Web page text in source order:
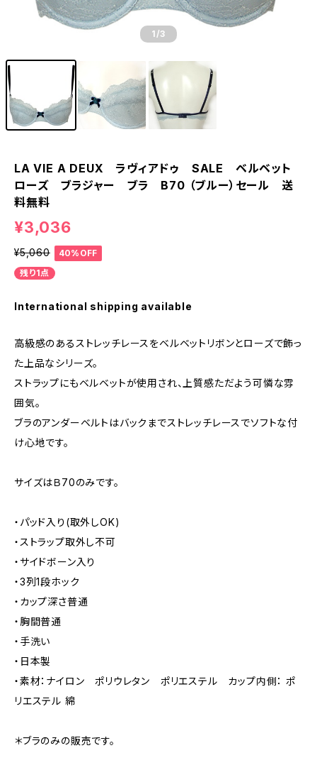
1 /3
LA VIE A DEUX ラヴィアドゥ SALE ベルベット
ローズ ブラジャー ブラ B70 （ブルー）セール 送
料無料
¥3,036
¥5,060
40%OFF
残り1点
International shipping available
高級感のあるストレッチレースをベルベットリボンとローズで飾っ
た上品なシリーズ。
ストラップにもベルベットが使用され、上質感ただよう可憐な雰
囲気。
ブラのアンダーベルトはバックまでストレッチレースでソフトな付
け心地です。
サイズはＢ70のみです。
・パッド入り(取外しOK)
・ストラップ取外し不可
・サイドボーン入り
・3列1段ホック
・カップ深さ普通
・胸間普通
・手洗い
・日本製
・素材：ナイロン ポリウレタン ポリエステル カップ内側： ポ
リエステル 綿
＊ブラのみの販売です。